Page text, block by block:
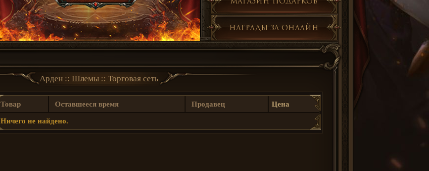
Награды за онлайн
Арден :: Шлемы :: Торговая сеть
Товар Оставшееся время Продавец Цена
Ничего не найдено.